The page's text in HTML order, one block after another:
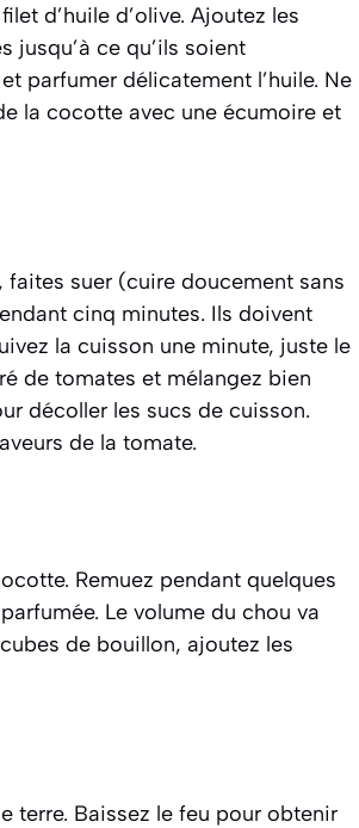
d’huile d’olive. Ajoutez les
jusqu’à ce qu’ils soient
parfumer délicatement l’huile. Ne
la cocotte avec une écumoire et
faites suer (cuire doucement sans
cinq minutes. Ils doivent
la cuisson une minute, juste le
de tomates et mélangez bien
décoller les sucs de cuisson.
de la tomate.
Remuez pendant quelques
Le volume du chou va
de bouillon, ajoutez les
terre. Baissez le feu pour obtenir